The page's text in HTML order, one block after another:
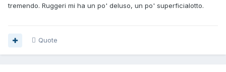
tremendo. Ruggeri mi ha un po' deluso, un po' superficialotto.
Quote